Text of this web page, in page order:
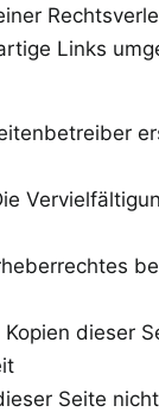
Links
dieser
Seite